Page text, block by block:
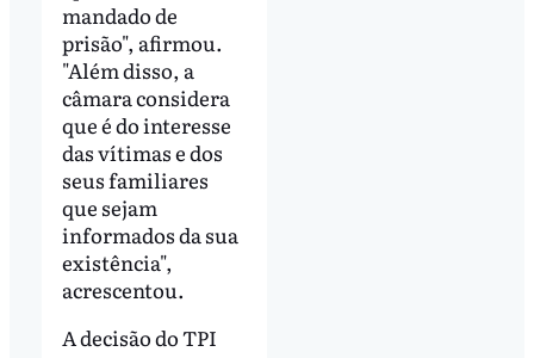
mandado de
prisão", afirmou.
"Além disso, a
câmara considera
que é do interesse
das vítimas e dos
seus familiares
que sejam
informados da sua
existência",
acrescentou.
A decisão do TPI